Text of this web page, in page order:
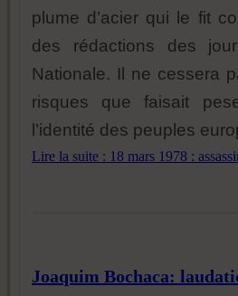
plume d’acier qui le fit
des rédactions des
Nationale. Il ne cessera
risques que faisait
l’identité des peuples
Lire la suite : 18 mars 1978 :
Joaquim Bochaca: